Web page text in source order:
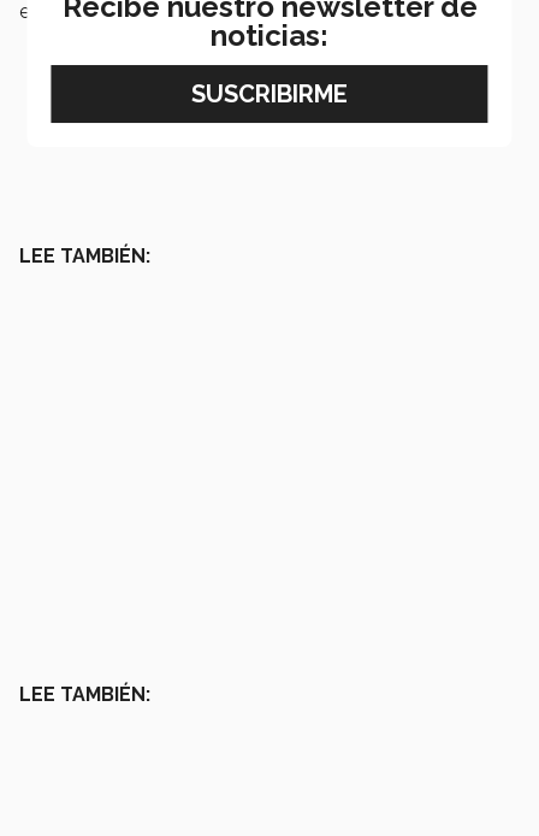
económicas, ahorro y créditos personales.
LEE TAMBIÉN:
LEE TAMBIÉN:
noticias: